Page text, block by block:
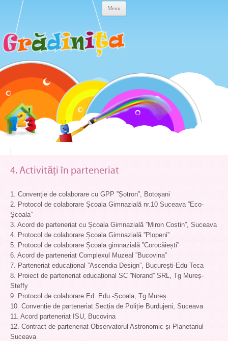
Menu
4. Activități în parteneriat
1. Convenție de colaborare cu GPP ”Șotron”, Botoșani
2. Protocol de colaborare Școala Gimnazială nr.10 Suceava ”Eco-
Școala”
3. Acord de parteneriat cu Școala Gimnazială ”Miron Costin”, Suceava
4. Protocol de colaborare Școala Gimnazială ”Plopeni”
5. Protocol de colaborare Școala gimnazială ”Corocăiești”
6. Acord de parteneriat Complexul Muzeal ”Bucovina”
7. Parteneriat educațional ”Ascendia Design”, București-Edu Teca
8. Proiect de parteneriat educațional SC ”Norand” SRL, Tg Mureș-
Steffy
9. Protocol de colaborare Ed. Edu -Școala, Tg Mureș
10. Convenție de parteneriat Secția de Poliție Burdujeni, Suceava
11. Acord parteneriat ISU, Bucovina
12. Contract de parteneriat Observatorul Astronomic și Planetariul
Suceava